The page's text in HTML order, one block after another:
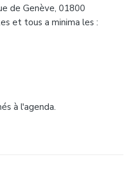
de Genève, 01800
et tous a minima les :
à l'agenda.